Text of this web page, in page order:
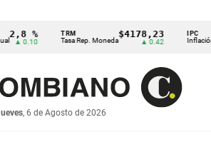
TRM
Tasa Rep. Moneda
$4178,23
▲ 0.42
IPC
Inflación anual
, 6 de Agosto de 2026